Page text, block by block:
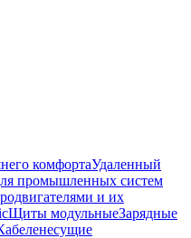
комфортаУдаленный
промышленных систем
и их
Щиты модульныеЗарядные